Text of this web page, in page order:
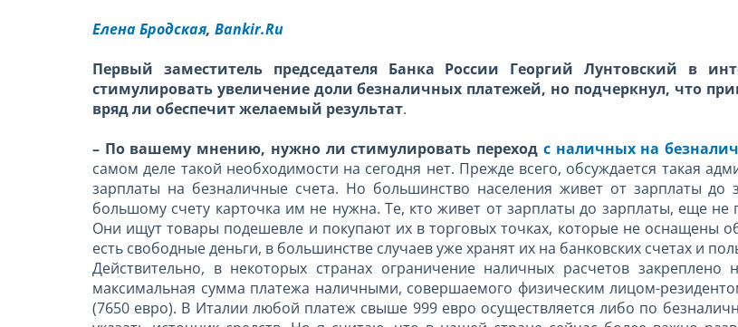
Елена Бродская, Bankir.Ru
Первый заместитель председателя Банка России Георгий Лунтовский в
стимулировать увеличение доли безналичных платежей, но подчеркнул, что
вряд ли обеспечит желаемый результат.
– По вашему мнению, нужно ли стимулировать переход с наличных на
самом деле такой необходимости на сегодня нет. Прежде всего, обсуждается такая
зарплаты на безналичные счета. Но большинство населения живет от зарплаты до
большому счету карточка им не нужна. Те, кто живет от зарплаты до зарплаты, еще
Они ищут товары подешевле и покупают их в торговых точках, которые не оснащены
есть свободные деньги, в большинстве случаев уже хранят их на банковских счетах и
Действительно, в некоторых странах ограничение наличных расчетов
максимальная сумма платежа наличными, совершаемого физическим лицом-
(7650 евро). В Италии любой платеж свыше 999 евро осуществляется либо по